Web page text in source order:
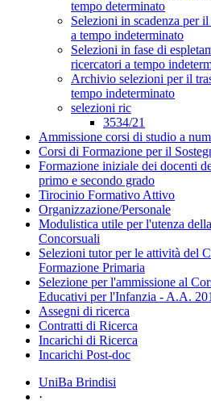
tempo determinato
Selezioni in scadenza per
a tempo indeterminato
Selezioni in fase di
ricercatori a tempo
Archivio selezioni per il
tempo indeterminato
selezioni ric
3534/21
Ammissione corsi di studio a
Corsi di Formazione per il
Formazione iniziale dei docenti
primo e secondo grado
Tirocinio Formativo Attivo
Organizzazione/Personale
Modulistica utile per l'utenza
Concorsuali
Selezioni tutor per le attività del
Formazione Primaria
Selezione per l'ammissione al
Educativi per l'Infanzia - A.A.
Assegni di ricerca
Contratti di Ricerca
Incarichi di Ricerca
Incarichi Post-doc
UniBa Brindisi
·